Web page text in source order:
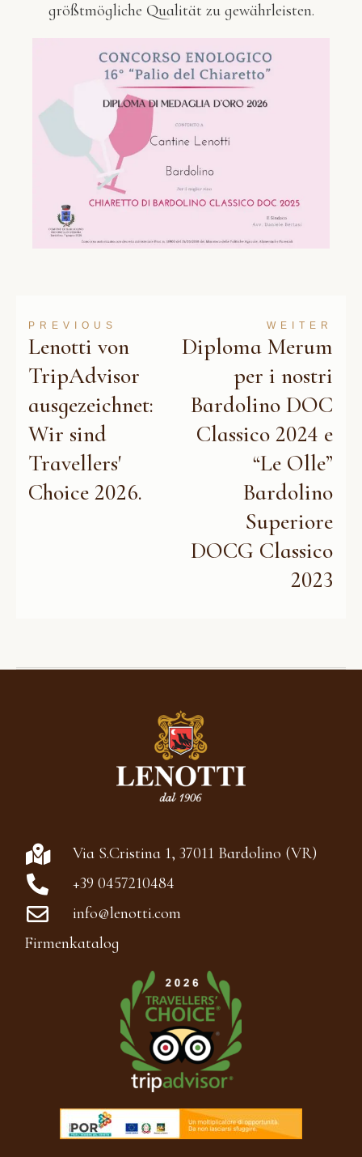
größtmögliche Qualität zu gewährleisten.
PREVIOUS
Lenotti von
TripAdvisor
ausgezeichnet:
Wir sind
Travellers'
Choice 2026.
WEITER
Diploma Merum
per i nostri
Bardolino DOC
Classico 2024 e
“Le Olle”
Bardolino
Superiore
DOCG Classico
2023
Via S.Cristina 1, 37011 Bardolino (VR)
+39 0457210484
info@lenotti.com
Firmenkatalog